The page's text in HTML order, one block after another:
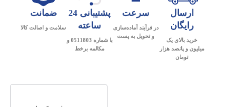
ارسال
رایگان
خرید بالای یک
میلیون و پانصد هزار
تومان
سرعت
در فرآیند آماده‌سازی
و تحویل به پست
پشتیبانی 24
ساعته
با شماره 0511803 و
مکالمه برخط
ضمانت
سلامت و اصالت کالا